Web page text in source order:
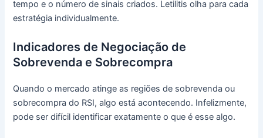
tempo e o número de sinais criados. Letilitis olha para cada
estratégia individualmente.
Indicadores de Negociação de
Sobrevenda e Sobrecompra
Quando o mercado atinge as regiões de sobrevenda ou
sobrecompra do RSI, algo está acontecendo. Infelizmente,
pode ser difícil identificar exatamente o que é esse algo.